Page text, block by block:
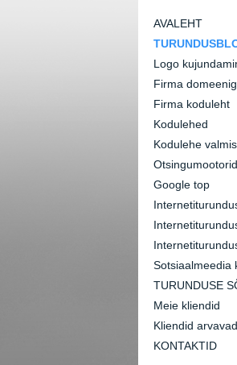
AVALEHT
Logo
Firma
Firma koduleht
Kodulehed
Kodulehe
Otsingumootorid
Google top
Sotsiaalmeedia
TURUNDUSE
Meie kliendid
Kliendid arvavad
KONTAKTID